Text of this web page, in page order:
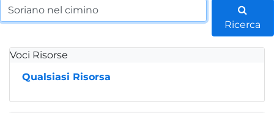
Ricerca
Voci Risorse
Qualsiasi Risorsa